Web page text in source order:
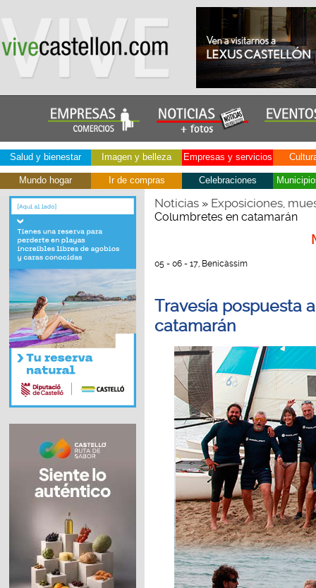
Salud y bienestar Imagen y belleza Empresas y servicios
Mundo hogar Ir de compras Celebraciones
Noticias» Exposiciones,
Columbretes en catamarán
05 - 06 - 17, Benicàssim
Travesía pospuesta
catamarán